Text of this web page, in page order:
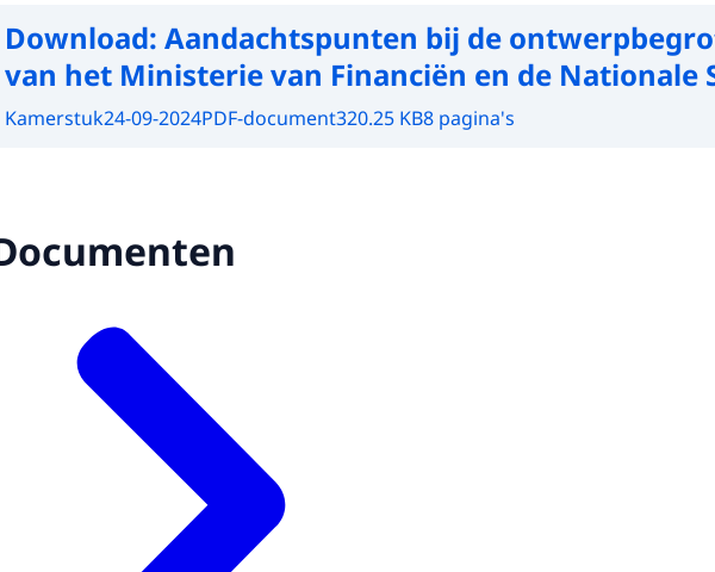
Download: Aandachtspunten bij de
van het Ministerie van Financiën en de Nationale
Kamerstuk24-09-2024PDF-document320.25 KB8 pagina's